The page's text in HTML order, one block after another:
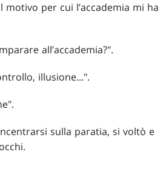
motivo per cui l’accademia mi ha
all’accademia?".
illusione...".
sulla paratia, si voltò e